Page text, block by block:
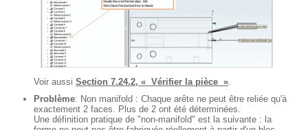
Voir aussi Section 7.24.2, « Vérifier la pièce »
Problème: Non manifold : Chaque arête ne peut être reliée qu'à
exactement 2 faces. Plus de 2 ont été déterminées.
Une définition pratique de "non-manifold" est la suivante : la